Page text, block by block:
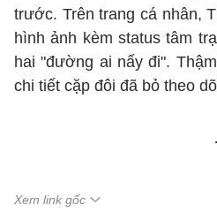
trước. Trên trang cá nhân,
hình ảnh kèm status tâm
hai "đường ai nấy đi".
chi tiết cặp đôi đã bỏ theo
Xem link gốc